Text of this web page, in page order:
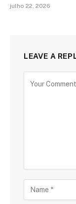
julho 22, 2026
LEAVE A